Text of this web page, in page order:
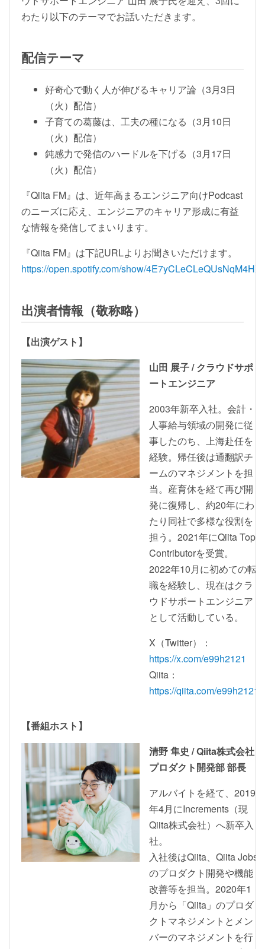
わたり以下のテーマでお話いただきます。
配信テーマ
好奇心で動く人が伸びるキャリア論（3月3日
（火）配信）
子育ての葛藤は、工夫の種になる（3月10日
（火）配信）
鈍感力で発信のハードルを下げる（3月17日
（火）配信）
『Qiita FM』は、近年高まるエンジニア向けPodcast
のニーズに応え、エンジニアのキャリア形成に有益
な情報を発信してまいります。
『Qiita FM』は下記URLよりお聞きいただけます。
https://open.spotify.com/show/
出演者情報（敬称略）
【出演ゲスト】
山田 展子 / クラウドサポ
ートエンジニア
2003年新卒入社。会計・
人事給与領域の開発に従
事したのち、上海赴任を
経験。帰任後は通翻訳チ
ームのマネジメントを担
当。産育休を経て再び開
発に復帰し、約20年にわ
たり同社で多様な役割を
担う。2021年にQiita Top
Contributorを受賞。
2022年10月に初めての転
職を経験し、現在はクラ
ウドサポートエンジニア
として活動している。
X（Twitter）：
https://x.com/e99h2121
Qiita：
https://qiita.com/e99h2121
【番組ホスト】
清野 隼史 / Qiita株式会社
プロダクト開発部 部長
アルバイトを経て、2019
年4月にIncrements（現
Qiita株式会社）へ新卒入
社。
入社後はQiita、Qiita Jobs
のプロダクト開発や機能
改善等を担当。2020年1
月から「Qiita」のプロダ
クトマネジメントとメン
バーのマネジメントを行